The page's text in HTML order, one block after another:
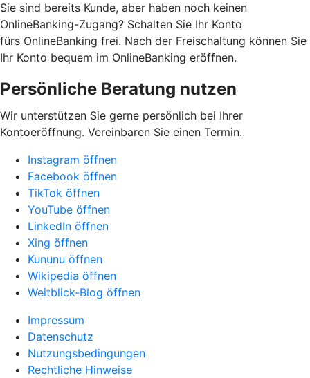
Sie sind bereits Kunde, aber haben noch keinen
OnlineBanking-Zugang? Schalten Sie Ihr Konto
fürs OnlineBanking frei. Nach der Freischaltung können Sie
Ihr Konto bequem im OnlineBanking eröffnen.
Persönliche Beratung nutzen
Wir unterstützen Sie gerne persönlich bei Ihrer
Kontoeröffnung. Vereinbaren Sie einen Termin.
Instagram öffnen
Facebook öffnen
TikTok öffnen
YouTube öffnen
LinkedIn öffnen
Xing öffnen
Kununu öffnen
Wikipedia öffnen
Weitblick-Blog öffnen
Impressum
Datenschutz
Nutzungsbedingungen
Rechtliche Hinweise